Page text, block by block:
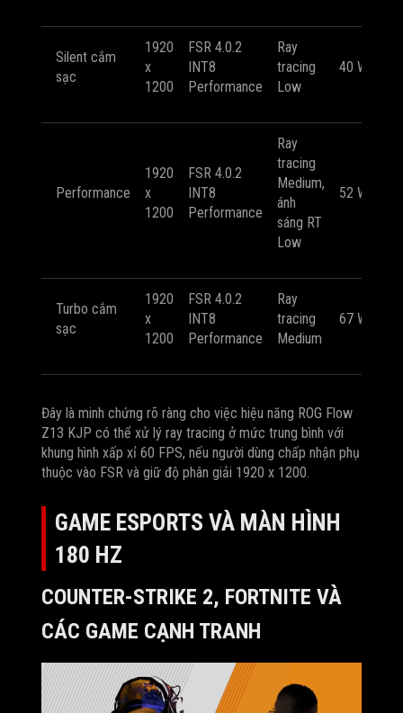
Silent cắm
sạc
1920
x
1200
FSR 4.0.2
INT8
Performance
Ray
tracing
Low
40 W
Performance
1920
x
1200
FSR 4.0.2
INT8
Performance
Ray
tracing
Medium,
ánh
sáng RT
Low
52 W
Turbo cắm
sạc
1920
x
1200
FSR 4.0.2
INT8
Performance
Ray
tracing
Medium
67 W
Đây là minh chứng rõ ràng cho việc hiệu năng ROG Flow
Z13 KJP có thể xử lý ray tracing ở mức trung bình với
khung hình xấp xỉ 60 FPS, nếu người dùng chấp nhận phụ
thuộc vào FSR và giữ độ phân giải 1920 x 1200.
GAME ESPORTS VÀ MÀN HÌNH
180 HZ
COUNTER-STRIKE 2, FORTNITE VÀ
CÁC GAME CẠNH TRANH